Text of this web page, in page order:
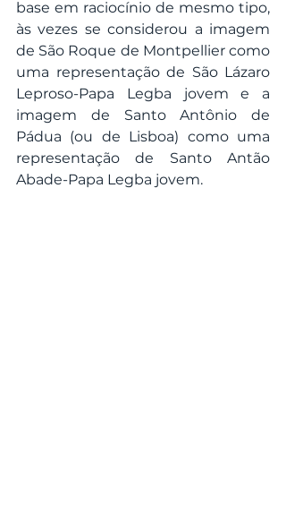
base em raciocínio de mesmo tipo,
às vezes se considerou a imagem
de São Roque de Montpellier como
uma representação de São Lázaro
Leproso-Papa Legba jovem e a
imagem de Santo Antônio de
Pádua (ou de Lisboa) como uma
representação de Santo Antão
Abade-Papa Legba jovem.